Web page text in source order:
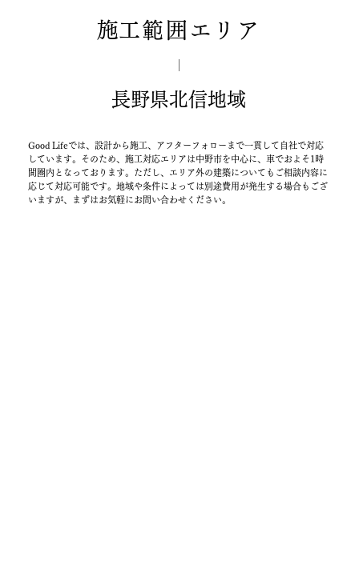
​施工範囲エリア
長野県北信地域
Good Lifeでは、設計から施工、アフターフォローまで一貫して自社で対応
しています。そのため、施工対応エリアは中野市を中心に、車でおよそ1時
間圏内となっております。ただし、エリア外の建築についてもご相談内容に
応じて対応可能です。地域や条件によっては別途費用が発生する場合もござ
いますが、まずはお気軽にお問い合わせください。